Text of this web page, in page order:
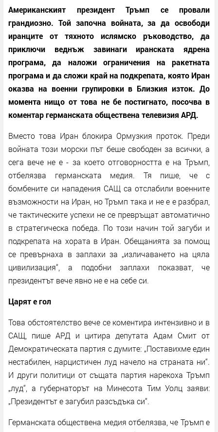
Американският президент Тръмп се провали
грандиозно. Той започна войната, за да освободи
иранците от тяхното ислямско ръководство, да
приключи веднъж завинаги иранската ядрена
програма, да наложи ограничения на ракетната
програма и да сложи край на подкрепата, която Иран
оказва на военни групировки в Близкия изток. До
момента нищо от това не бе постигнато, посочва в
коментар германската обществена телевизия АРД.
Вместо това Иран блокира Ормузкия проток. Преди
войната този морски път беше свободен за всички, а
сега вече не е - за което отговорността е на Тръмп,
отбелязва германската медия. Тя пише, че с
бомбените си нападения САЩ са отслабили военните
възможности на Иран, но Тръмп така и не е е разбрал,
че тактическите успехи не се превръщат автоматично
в стратегическа победа. По този начин той загуби и
подкрепата на хората в Иран. Обещанията за помощ
се превърнаха в заплахи за „изличаването на цяла
цивилизация“, а подобни заплахи показват, че
президентът вече явно не е на себе си.
Царят е гол
Това обстоятелство вече се коментира интензивно и в
САЩ, пише АРД и цитира депутата Адам Смит от
Демократическата партия с думите: „Поставихме един
нестабилен, нарцистичен луд начело на страната ни“.
И други политици от същата партия нарекоха Тръмп
„луд“, а губернаторът на Минесота Тим Уолц заяви:
„Президентът е загубил разсъдъка си“.
Германската обществена медия отбелязва, че Тръмп е